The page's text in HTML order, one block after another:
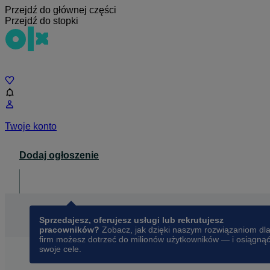
Przejdź do głównej części
Przejdź do stopki
Twoje konto
Dodaj ogłoszenie
Sprzedajesz, oferujesz usługi lub rekrutujesz
pracowników? Zobacz, jak dzięki naszym rozwiązaniom dla
firm możesz dotrzeć do milionów użytkowników — i osiągnąć
swoje cele.